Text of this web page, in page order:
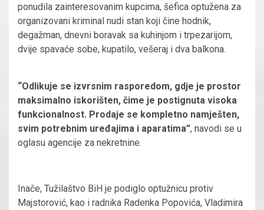
ponudila zainteresovanim kupcima, šefica optužena za
organizovani kriminal nudi stan koji čine hodnik,
degažman, dnevni boravak sa kuhinjom i trpezarijom,
dvije spavaće sobe, kupatilo, vešeraj i dva balkona.
“Odlikuje se izvrsnim rasporedom, gdje je prostor
maksimalno iskorišten, čime je postignuta visoka
funkcionalnost. Prodaje se kompletno namješten,
svim potrebnim uređajima i aparatima”, navodi se u
oglasu agencije za nekretnine.
Inače, Tužilaštvo BiH je podiglo optužnicu protiv
Majstorović, kao i radnika Radenka Popovića, Vladimira